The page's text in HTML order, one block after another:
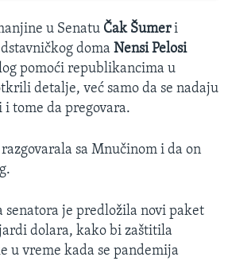
u Senatu Čak Šumeri
doma Nensi Pelosi
pomoći republikancima u
detalje, već samo da se nadaju
tome da pregovara.
sa Mnučinom i da on
senatora je predložila novi paket
dolara, kako bi zaštitila
u vreme kada se pandemija